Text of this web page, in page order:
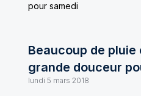
pour samedi
Beaucoup de pluie
grande douceur
lundi 5 mars 2018